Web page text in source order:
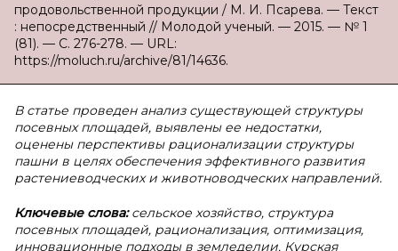
продовольственной продукции / М. И. Псарева. — Текст
: непосредственный // Молодой ученый. — 2015. — № 1
(81). — С. 276-278. — URL:
https://moluch.ru/archive/81/14636.
В статье проведен анализ существующей структуры
посевных площадей, выявлены ее недостатки,
оценены перспективы рационализации структуры
пашни в целях обеспечения эффективного развития
растениеводческих и животноводческих направлений.
Ключевые слова: сельское хозяйство, структура
посевных площадей, рационализация, оптимизация,
инновационные подходы в земледелии, Курская